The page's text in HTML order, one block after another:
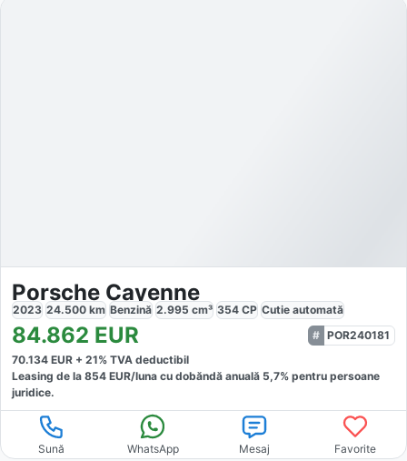
Porsche Cayenne
2023 24.500 km Benzină 2.995 cm³ 354 CP Cutie automată
84.862 EUR
POR240181
70.134 EUR + 21% TVA deductibil
Leasing de la 854 EUR/luna cu dobăndă anuală 5,7% pentru persoane
juridice.
Sună WhatsApp Mesaj Favorite